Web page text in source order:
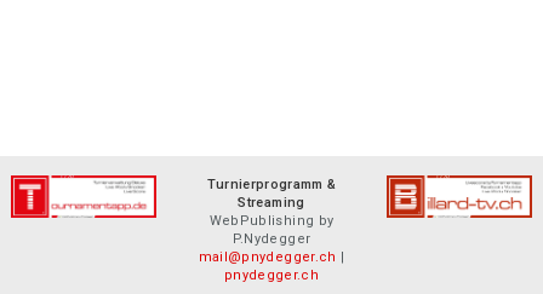
Turnierprogramm &
Streaming
WebPublishing by
P.Nydegger
mail@pnydegger.ch |
pnydegger.ch